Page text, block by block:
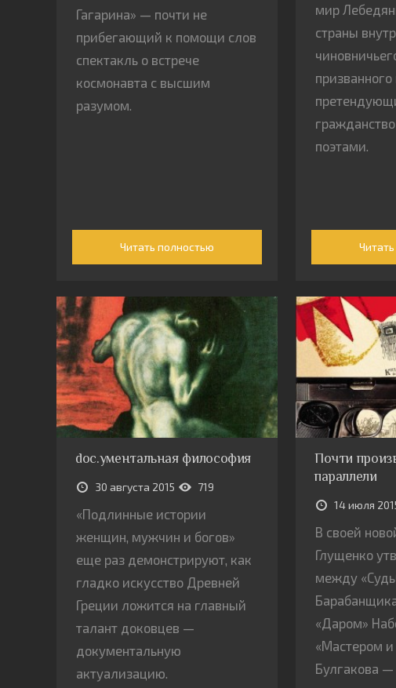
Гагарина» — почти не
прибегающий к помощи слов
спектакль о встрече
космонавта с высшим
разумом.
Читать полностью
мир
страны
призванного
поэтами.
doc.ументальная философия
30 августа 2015 719
«Подлинные истории
женщин, мужчин и богов»
еще раз демонстрируют, как
гладко искусство Древней
Греции ложится на главный
талант доковцев —
документальную
актуализацию.
Почти
параллели
14 июля
В своей
Глущенко
между
«Даром»
«Мастером
Булгакова